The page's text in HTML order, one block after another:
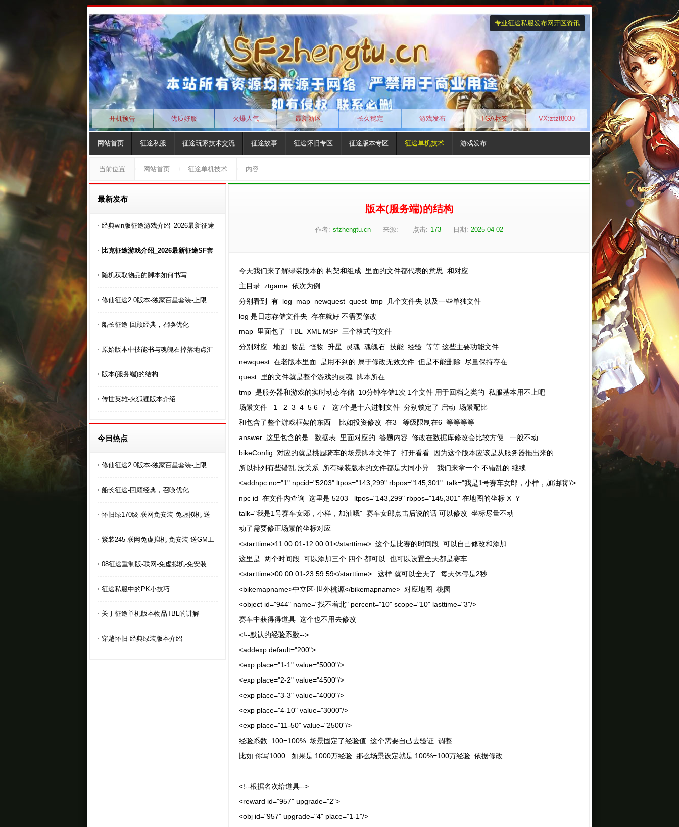
开机预告 优质好服 火爆人气 最新新区 长久稳定 游戏发布 TGA标签 VX:ztzt8030
专业征途私服发布网开区资讯
网站首页 征途私服 征途玩家技术交流 征途故事 征途怀旧专区 征途版本专区 征途单机技术 游戏发布
当前位置 网站首页 征途单机技术 内容
最新发布
经典win版征途游戏介绍_2026最新征途
比克征途游戏介绍_2026最新征途SF套
随机获取物品的脚本如何书写
修仙征途2.0版本-独家百星套装-上限
船长征途-回顾经典，召唤优化
原始版本中技能书与魂魄石掉落地点汇
版本(服务端)的结构
传世英雄-火狐狸版本介绍
今日热点
修仙征途2.0版本-独家百星套装-上限
船长征途-回顾经典，召唤优化
怀旧绿170级-联网免安装-免虚拟机-送
紫装245-联网免虚拟机-免安装-送GM工
08征途重制版-联网-免虚拟机-免安装
征途私服中的PK小技巧
关于征途单机版本物品TBL的讲解
穿越怀旧-经典绿装版本介绍
版本(服务端)的结构
作者: sfzhengtu.cn 来源: 点击: 173 日期: 2025-04-02
今天我们来了解绿装版本的 构架和组成 里面的文件都代表的意思 和对应
主目录 ztgame 依次为例
分别看到 有 log map newquest quest tmp 几个文件夹 以及一些单独文件
log 是日志存储文件夹 存在就好 不需要修改
map 里面包了 TBL XML MSP 三个格式的文件
分别对应 地图 物品 怪物 升星 灵魂 魂魄石 技能 经验 等等 这些主要功能文件
newquest 在老版本里面 是用不到的 属于修改无效文件 但是不能删除 尽量保持存在
quest 里的文件就是整个游戏的灵魂 脚本所在
tmp 是服务器和游戏的实时动态存储 10分钟存储1次 1个文件 用于回档之类的 私服基本用不上吧
场景文件 1 2 3 4 5 6 7 这7个是十六进制文件 分别锁定了 启动 场景配比
和包含了整个游戏框架的东西 比如投资修改 在3 等级限制在6 等等等等
answer 这里包含的是 数据表 里面对应的 答题内容 修改在数据库修改会比较方便 一般不动
bikeConfig 对应的就是桃园骑车的场景脚本文件了 打开看看 因为这个版本应该是从服务器拖出来的
所以排列有些错乱 没关系 所有绿装版本的文件都是大同小异 我们来拿一个 不错乱的 继续
<addnpc no="1" npcid="5203" ltpos="143,299" rbpos="145,301" talk="我是1号赛车女郎，小样，加油哦"/>
npc id 在文件内查询 这里是 5203 ltpos="143,299" rbpos="145,301" 在地图的坐标 X Y
talk="我是1号赛车女郎，小样，加油哦" 赛车女郎点击后说的话 可以修改 坐标尽量不动
动了需要修正场景的坐标对应
<starttime>11:00:01-12:00:01</starttime> 这个是比赛的时间段 可以自己修改和添加
这里是 两个时间段 可以添加三个 四个 都可以 也可以设置全天都是赛车
<starttime>00:00:01-23:59:59</starttime> 这样 就可以全天了 每天休停是2秒
<bikemapname>中立区·世外桃源</bikemapname> 对应地图 桃园
<object id="944" name="找不着北" percent="10" scope="10" lasttime="3"/>
赛车中获得得道具 这个也不用去修改
<!--默认的经验系数-->
<addexp default="200">
<exp place="1-1" value="5000"/>
<exp place="2-2" value="4500"/>
<exp place="3-3" value="4000"/>
<exp place="4-10" value="3000"/>
<exp place="11-50" value="2500"/>
经验系数 100=100% 场景固定了经验值 这个需要自己去验证 调整
比如 你写1000 如果是 1000万经验 那么场景设定就是 100%=100万经验 依据修改
<!--根据名次给道具-->
<reward id="957" upgrade="2">
<obj id="957" upgrade="4" place="1-1"/>